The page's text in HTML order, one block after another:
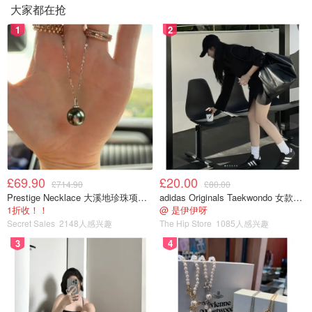
大家都在抢
1
£69.90 £714.90
Prestige Necklace 大溪地珍珠项链 10-11mm
1折收！！
Secret Sales 2148人感兴趣
2
£20.00 £80.00
adidas Originals Taekwondo 女款黑色运动鞋
@ 是伊伊呀
The Hip Store 1085人感兴趣
3 4